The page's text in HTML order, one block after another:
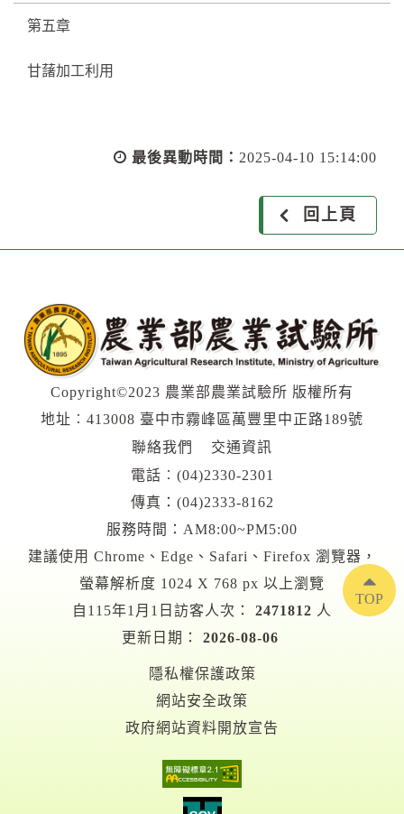
第五章
甘藷加工利用
最後異動時間： 2025-04-10 15:14:00
回上頁
Copyright©2023 農業部農業試驗所 版權所有
地址︰413008 臺中市霧峰區萬豐里中正路189號
聯絡我們
交通資訊
電話︰ (04)2330-2301
傳真：(04)2333-8162
服務時間：AM8:00~PM5:00
建議使用 Chrome、Edge、Safari、Firefox 瀏覽器，
螢幕解析度 1024 X 768 px 以上瀏覽
自115年1月1日訪客人次：
2471812 人
更新日期：
2026-08-06
隱私權保護政策
網站安全政策
政府網站資料開放宣告
TOP